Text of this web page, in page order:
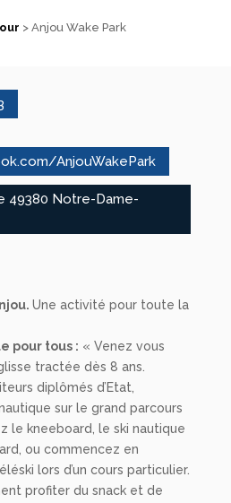
> Anjou Wake Park
AnjouWakePark
49380 Notre-Dame-
Une activité pour toute la
pour tous : « Venez vous
tractée dès 8 ans.
diplômés d’Etat,
sur le grand parcours
le kneeboard, le ski nautique
ou commencez en
lors d’un cours particulier.
profiter du snack et de